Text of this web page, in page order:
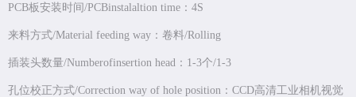
PCB板安装时间/PCBinstalaltion time：4S
来料方式/Material feeding way：卷料/Rolling
插装头数量/Numberofinsertion head：1-3个/1-3
孔位校正方式/Correction way of hole position：CCD高清工业相机视觉